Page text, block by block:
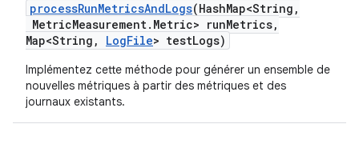
processRunMetricsAndLogs(HashMap<String ,
MetricMeasurement. Metric> runMetrics,
Map<String , LogFile> testLogs)
Implémentez cette méthode pour générer un ensemble de
nouvelles métriques à partir des métriques et des
journaux existants.